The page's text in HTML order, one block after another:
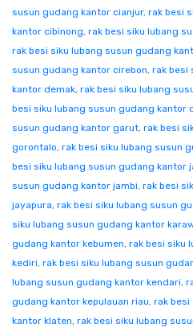
susun gudang kantor cianjur, rak besi
kantor cibinong, rak besi siku lubang
rak besi siku lubang susun gudang
susun gudang kantor cirebon, rak besi
kantor demak, rak besi siku lubang
besi siku lubang susun gudang kantor
susun gudang kantor garut, rak besi
gorontalo, rak besi siku lubang susun
besi siku lubang susun gudang kantor
susun gudang kantor jambi, rak besi
jayapura, rak besi siku lubang susun
siku lubang susun gudang kantor
gudang kantor kebumen, rak besi siku
kediri, rak besi siku lubang susun
lubang susun gudang kantor kendari,
gudang kantor kepulauan riau, rak besi
kantor klaten, rak besi siku lubang